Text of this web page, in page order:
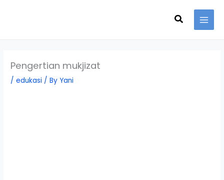
Search
Pengertian mukjizat
/edukasi / ByYani